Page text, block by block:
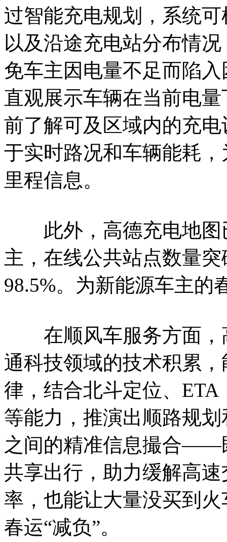
过智能充电规划，系统
以及沿途充电站分布情
免车主因电量不足而陷
直观展示车辆在当前电
前了解可及区域内的充
于实时路况和车辆能耗
里程信息。
此外，高德充电地图
主，在线公共站点数量
98.5%。为新能源车主的
在顺风车服务方面，
通科技领域的技术积累
律，结合北斗定位、
等能力，推演出顺路规
之间的精准信息撮合——
共享出行，助力缓解高
率，也能让大量没买到
春运“减负”。